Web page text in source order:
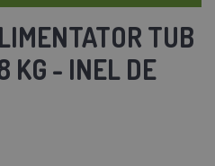
TUB
KG - INEL DE